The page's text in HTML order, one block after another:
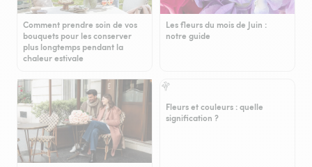
Comment prendre soin de vos
bouquets pour les conserver
plus longtemps pendant la
chaleur estivale
Les fleurs du mois de Juin :
notre guide
Fleurs et couleurs : quelle
signification ?